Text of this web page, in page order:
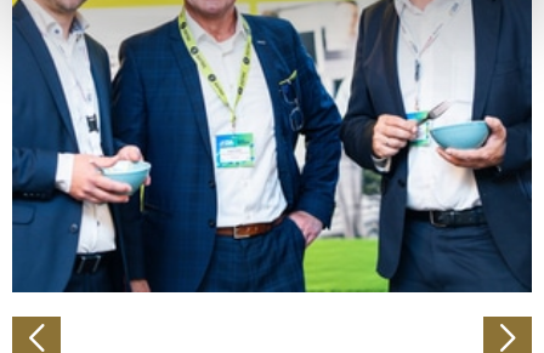
bestimmten Merkmalen (Fingerprinting) identifizieren
Erfahren Sie mehr darüber, wie Ihre persönlichen Daten
verarbeitet werden, und legen Sie Ihre Präferenzen im
Abschnitt Einzelheitenfest.
Wir verwenden Cookies, um Inhalte und Anzeigen zu
personalisieren, Funktionen für soziale Medien anbieten
zu können und die Zugriffe auf unsere Website zu
analysieren. Außerdem geben wir Informationen zu Ihrer
Verwendung unserer Website an unsere Partner für
Partner führen diese Informationen möglicherweise mit